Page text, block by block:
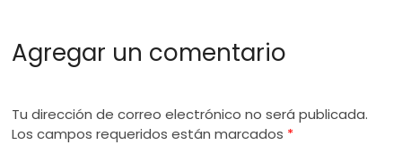
Agregar un comentario
Tu dirección de correo electrónico no será publicada.
Los campos requeridos están marcados *